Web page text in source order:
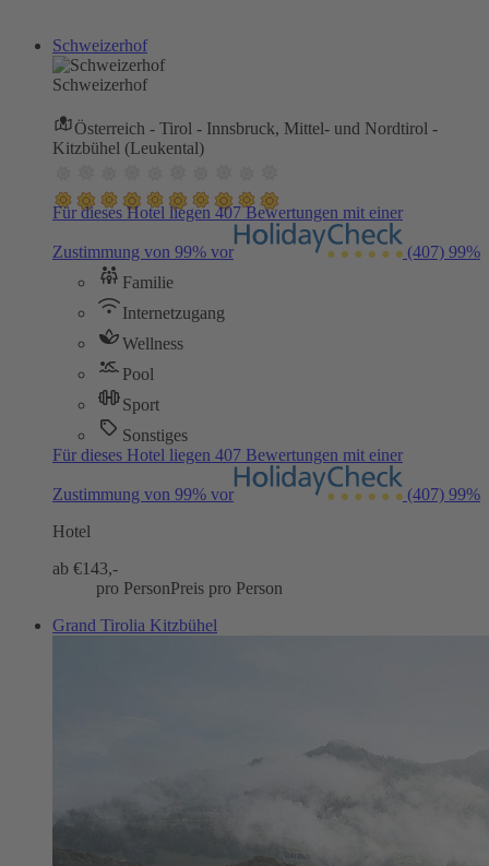
Schweizerhof
Schweizerhof
Österreich - Tirol - Innsbruck, Mittel- und Nordtirol -
Kitzbühel (Leukental)
Für dieses Hotel liegen 407 Bewertungen mit einer
Zustimmung von 99% vor (407) 99%
Familie
Internetzugang
Wellness
Pool
Sport
Sonstiges
Für dieses Hotel liegen 407 Bewertungen mit einer
Zustimmung von 99% vor (407) 99%
Hotel
ab €143,-
pro PersonPreis pro Person
Grand Tirolia Kitzbühel